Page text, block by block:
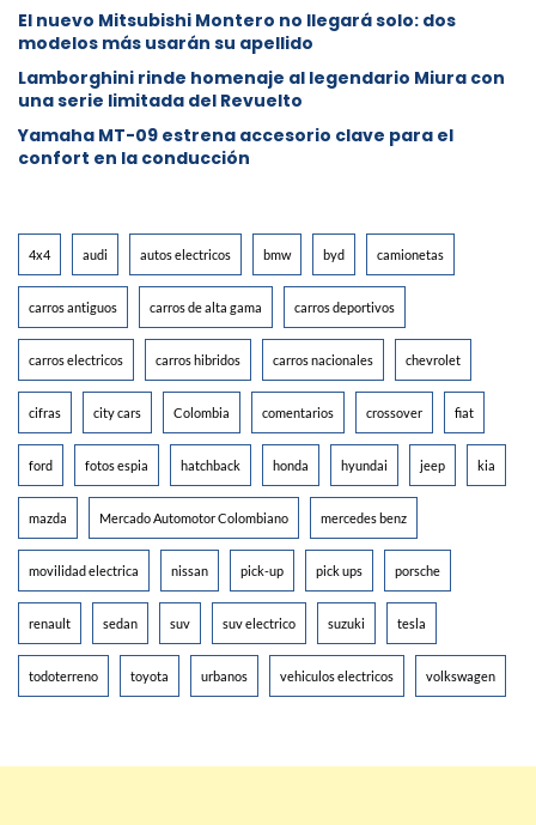
⁠El nuevo Mitsubishi Montero no llegará solo: dos
modelos más usarán su apellido
Lamborghini rinde homenaje al legendario Miura con
una serie limitada del Revuelto
Yamaha MT-09 estrena accesorio clave para el
confort en la conducción
4x4 audi autos electricos bmw byd camionetas
carros antiguos carros de alta gama carros deportivos
carros electricos carros hibridos carros nacionales chevrolet
cifras city cars Colombia comentarios crossover fiat
ford fotos espia hatchback honda hyundai jeep kia
mazda Mercado Automotor Colombiano mercedes benz
movilidad electrica nissan pick-up pick ups porsche
renault sedan suv suv electrico suzuki tesla
todoterreno toyota urbanos vehiculos electricos volkswagen